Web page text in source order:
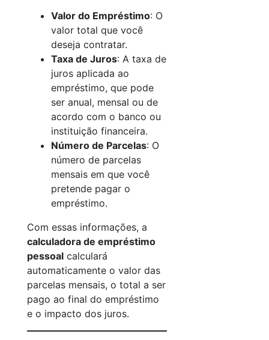
Valor do Empréstimo: O
valor total que você
deseja contratar.
Taxa de Juros: A taxa de
juros aplicada ao
empréstimo, que pode
ser anual, mensal ou de
acordo com o banco ou
instituição financeira.
Número de Parcelas: O
número de parcelas
mensais em que você
pretende pagar o
empréstimo.
Com essas informações, a
calculadora de empréstimo
pessoal calculará
automaticamente o valor das
parcelas mensais, o total a ser
pago ao final do empréstimo
e o impacto dos juros.